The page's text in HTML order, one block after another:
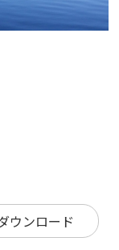
ウンロード